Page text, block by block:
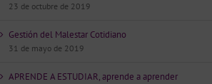
23 de octubre de 2019
Gestión del Malestar Cotidiano
31 de mayo de 2019
APRENDE A ESTUDIAR, aprende a aprender